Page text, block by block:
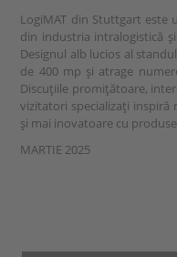
LogiMAT din Stuttgart este
din industria intralogistică
Designul alb lucios al
de 400 mp și atrage
Discuțiile promițătoare,
vizitatori specializați inspiră
și mai inovatoare cu
MARTIE 2025